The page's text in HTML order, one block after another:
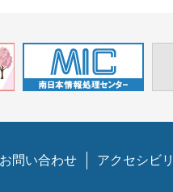
問い合わせ アクセシビ